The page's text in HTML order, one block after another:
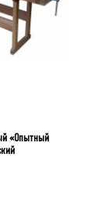
«Опытный